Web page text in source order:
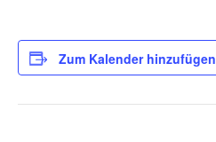
Zum Kalender hinzufügen